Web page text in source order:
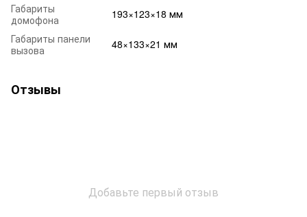
Габариты
домофона
193×123×18 мм
Габариты панели
вызова
48×133×21 мм
Отзывы
Добавьте первый отзыв